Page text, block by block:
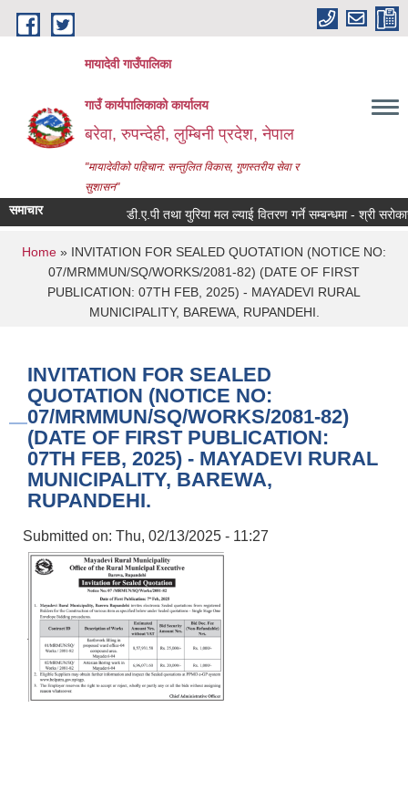
Skip to main content
मायादेवी गाउँपालिका
गाउँ कार्यपालिकाको कार्यालय
बरेवा, रुपन्देही, लुम्बिनी प्रदेश, नेपाल
"मायादेवीको पहिचान: सन्तुलित विकास, गुणस्तरीय सेवा र
सुशासन"
समाचार डी.ए.पी तथा युरिया मल ल्याई वितरण गर्ने सम्बन्धमा - श्री
You are here
Home » INVITATION FOR SEALED QUOTATION (NOTICE NO:
07/MRMMUN/SQ/WORKS/2081-82) (DATE OF FIRST
PUBLICATION: 07TH FEB, 2025) - MAYADEVI RURAL
MUNICIPALITY, BAREWA, RUPANDEHI.
INVITATION FOR SEALED
QUOTATION (NOTICE NO:
07/MRMMUN/SQ/WORKS/2081-82)
(DATE OF FIRST PUBLICATION:
07TH FEB, 2025) - MAYADEVI RURAL
MUNICIPALITY, BAREWA,
RUPANDEHI.
Submitted on: Thu, 02/13/2025 - 11:27